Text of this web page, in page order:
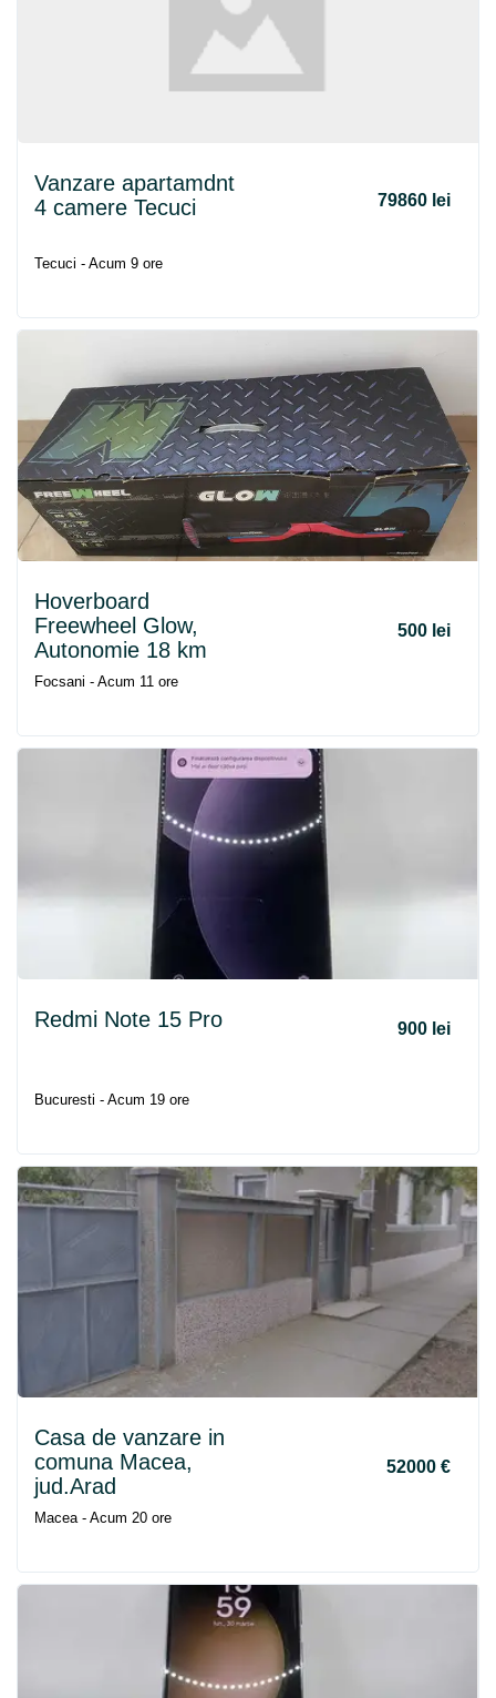
Vanzare apartamdnt
4 camere Tecuci
79860 lei
Tecuci - Acum 9 ore
Hoverboard
Freewheel Glow,
Autonomie 18 km
500 lei
Focsani - Acum 11 ore
Redmi Note 15 Pro 900 lei
Bucuresti - Acum 19 ore
Casa de vanzare in
comuna Macea,
jud.Arad
52000 €
Macea - Acum 20 ore